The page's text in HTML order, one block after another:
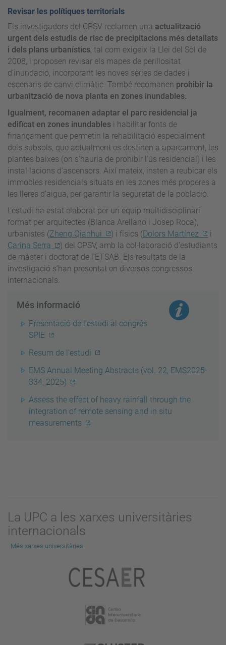
Revisar les polítiques territorials
Els investigadors del CPSV reclamen una actualització
urgent dels estudis de risc de precipitacions més detallats
i dels plans urbanístics, tal com exigeix la Llei del Sòl de
2008, i proposen revisar els mapes de perillositat
d’inundació, incorporant les noves sèries de dades i
escenaris de canvi climàtic. També recomanen prohibir la
urbanització de nova planta en zones inundables.
Igualment, recomanen adaptar el parc residencial ja
edificat en zones inundables i habilitar fonts de
finançament que permetin la rehabilitació especialment
dels subsols, que actualment es destinen a aparcament, les
plantes baixes (on s’hauria de prohibir l’ús residencial) i les
instal·lacions d’ascensors. Així mateix, insten a reubicar els
immobles residencials situats en les zones més properes a
les lleres d’aigua, per garantir la seguretat de la població.
L’estudi ha estat elaborat per un equip multidisciplinari
format per arquitectes (Blanca Arellano i Josep Roca),
urbanistes (Zheng Qianhui ) i físics (Dolors Martínez
i
Carina Serra
) del CPSV, amb la col·laboració d’estudiants
de màster i doctorat de l’ETSAB. Els resultats de la
investigació s’han presentat en diversos congressos
internacionals.
Més informació
Presentació de l'estudi al congrés
SPIE
Resum de l'estudi
EMS Annual Meeting Abstracts (vol. 22, EMS2025-
334, 2025)
Assess the effect of heavy rainfall through the
integration of remote sensing and in situ
measurements
La UPC a les xarxes universitàries
internacionals
Més xarxes universitàries